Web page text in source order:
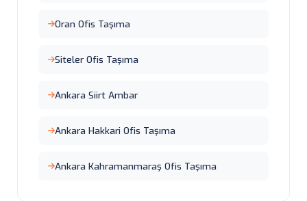
Oran Ofis Taşıma
Siteler Ofis Taşıma
Ankara Siirt Ambar
Ankara Hakkari Ofis Taşıma
Ankara Kahramanmaraş Ofis Taşıma